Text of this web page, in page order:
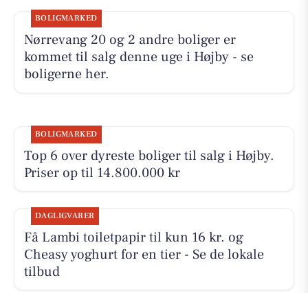
BOLIGMARKED
Nørrevang 20 og 2 andre boliger er
kommet til salg denne uge i Højby - se
boligerne her.
BOLIGMARKED
Top 6 over dyreste boliger til salg i Højby.
Priser op til 14.800.000 kr
DAGLIGVARER
Få Lambi toiletpapir til kun 16 kr. og
Cheasy yoghurt for en tier - Se de lokale
tilbud